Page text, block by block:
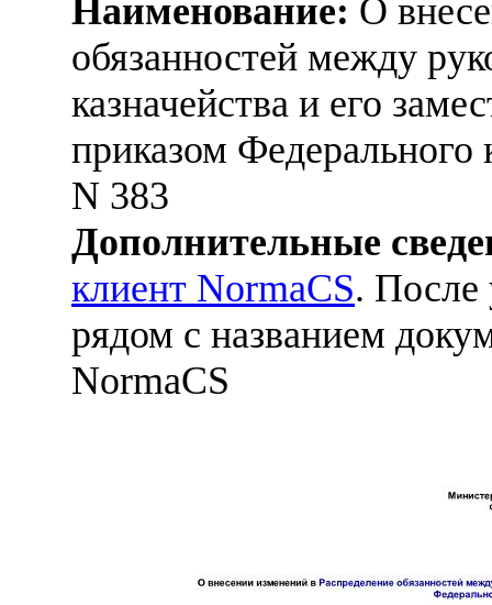
Наименование: О
обязанностей между
казначейства и его
приказом Федерального
N 383
Дополнительные
клиент NormaCS. После
рядом с названием
NormaCS